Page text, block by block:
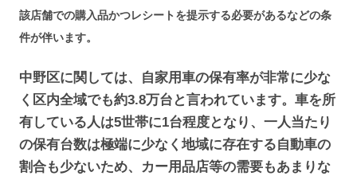
該店舗での購入品かつレシートを提示する必要があるなどの条
件が伴います。
中野区に関しては、自家用車の保有率が非常に少な
く区内全域でも約3.8万台と言われています。車を所
有している人は5世帯に1台程度となり、一人当たり
の保有台数は極端に少なく地域に存在する自動車の
割合も少ないため、カー用品店等の需要もあまりな